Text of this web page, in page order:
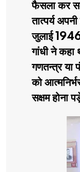
फैसला कर
तात्पर्य
जुलाई 1946
गांधी ने कहा
गणतन्त्र या
को
सक्षम होना